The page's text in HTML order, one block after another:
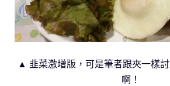
▲ 韭菜激增版，可是筆者跟夾一樣
啊！